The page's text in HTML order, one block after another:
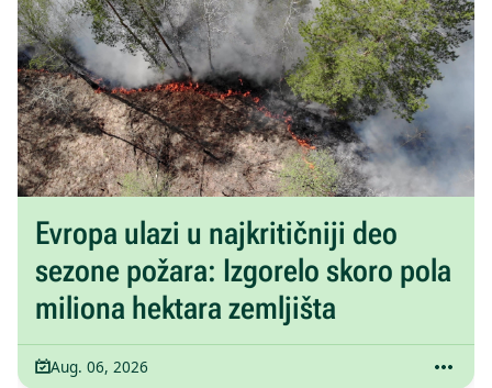
Evropa ulazi u najkritičniji deo
sezone požara: Izgorelo skoro pola
miliona hektara zemljišta
Aug. 06, 2026